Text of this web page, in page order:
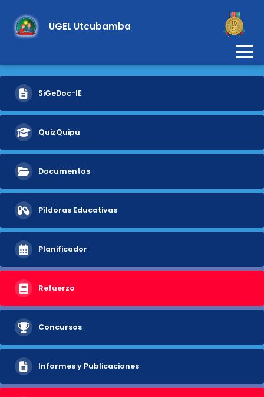
UGEL Utcubamba
SiGeDoc-IE
QuizQuipu
Documentos
Píldoras Educativas
Planificador
Refuerzo
Concursos
Informes y Publicaciones